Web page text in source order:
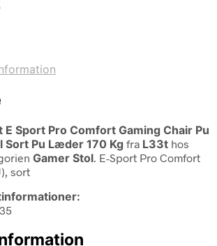
E Sport Pro Comfort Gaming Chair Pu
Sort Pu Læder 170 Kg fra L33t hos
Gamer Stol. E-Sport Pro Comfort
sort